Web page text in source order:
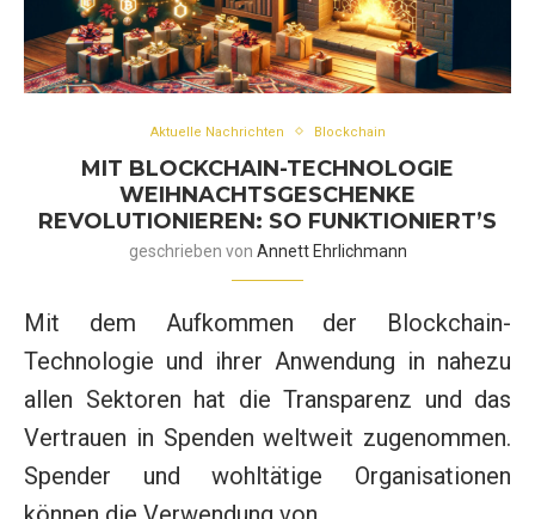
Aktuelle Nachrichten Blockchain
MIT BLOCKCHAIN-TECHNOLOGIE
WEIHNACHTSGESCHENKE
REVOLUTIONIEREN: SO FUNKTIONIERT’S
geschrieben von Annett Ehrlichmann
Mit dem Aufkommen der Blockchain-
Technologie und ihrer Anwendung in nahezu
allen Sektoren hat die Transparenz und das
Vertrauen in Spenden weltweit zugenommen.
Spender und wohltätige Organisationen